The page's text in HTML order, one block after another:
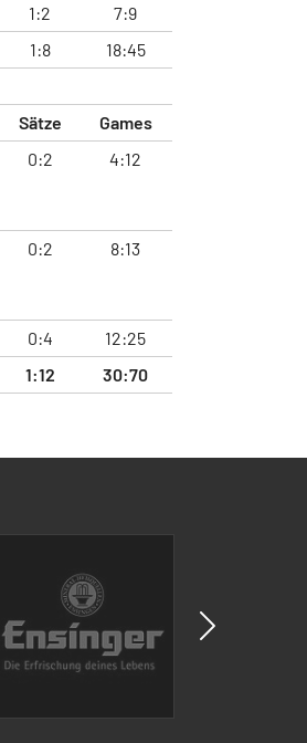
1:2
7:9
1:8
18:45
Sätze Games
0:2 4:12
0:2 8:13
0:4
12:25
1:12 30:70